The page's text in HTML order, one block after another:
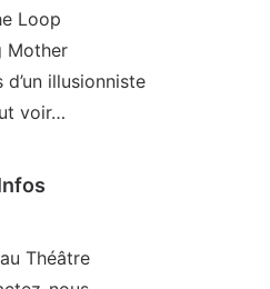
Loop
Mother
illusionniste
voir…
Théâtre